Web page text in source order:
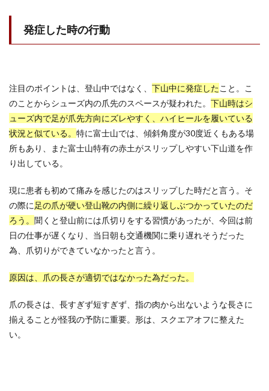
発症した時の行動
注目のポイントは、登山中ではなく、 下山中に発症したこと。こ
のことからシューズ内の爪先のスペースが疑われた。 下山時はシ
ューズ内で足が爪先方向にズレやすく、ハイヒールを履いている
状況と似ている。 特に富士山では、傾斜角度が30度近くもある場
所もあり、また富士山特有の赤土がスリップしやすい下山道を作
り出している。
現に患者も初めて痛みを感じたのはスリップした時だと言う。そ
の際に 足の爪が硬い登山靴の内側に繰り返しぶつかっていたのだ
ろう。 聞くと登山前には爪切りをする習慣があったが、今回は前
日の仕事が遅くなり、当日朝も交通機関に乗り遅れそうだった
為、爪切りができていなかったと言う。
原因は、爪の長さが適切ではなかった為だった。
爪の長さは、長すぎず短すぎず、指の肉から出ないような長さに
揃えることが怪我の予防に重要。形は、スクエアオフに整えた
い。